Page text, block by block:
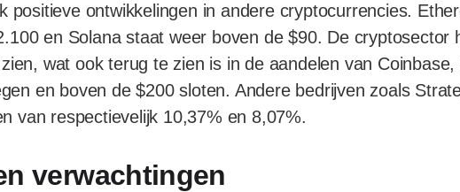
positieve ontwikkelingen in andere cryptocurrencies.
en Solana staat weer boven de $90. De cryptosector
wat ook terug te zien is in de aandelen van Coinbase,
en boven de $200 sloten. Andere bedrijven zoals
van respectievelijk 10,37% en 8,07%.
verwachtingen